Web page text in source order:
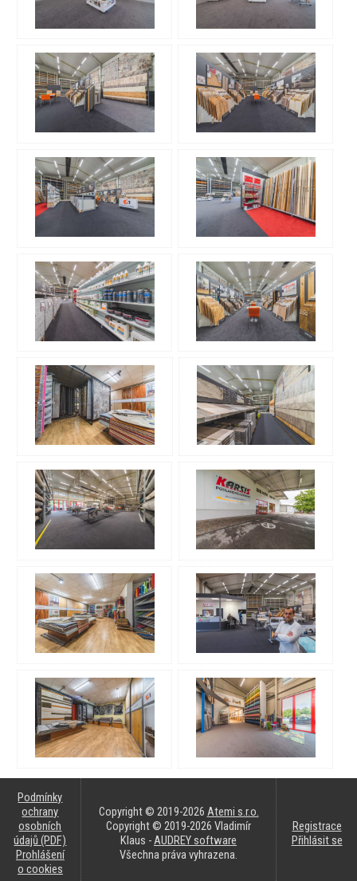
Podmínky
ochrany
osobních
údajů (PDF)
Prohlášení
o cookies
Copyright © 2019-2026 Atemi s.r.o.
Copyright © 2019-2026 Vladimír
Klaus -AUDREY software
Všechna práva vyhrazena.
Registrace
Přihlásit se